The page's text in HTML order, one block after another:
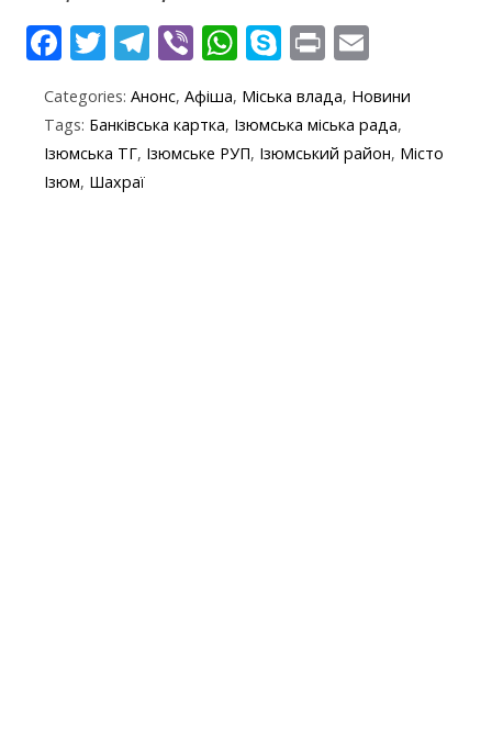
F
e
b
o
T
itt
er
T
e
gr
Vi
b
er
W
at
s
S
y
p
Pr
t ai
l
Categories: Анонс, Афіша, Міська влада, Новини
Tags: Банківська картка, Ізюмська міська рада,
Ізюмська ТГ, Ізюмське РУП, Ізюмський район, Місто
Ізюм, Шахраї